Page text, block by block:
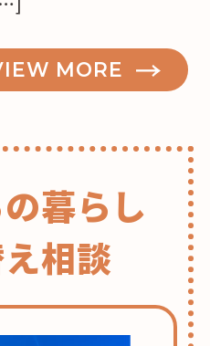
MORE
暮らし
相談